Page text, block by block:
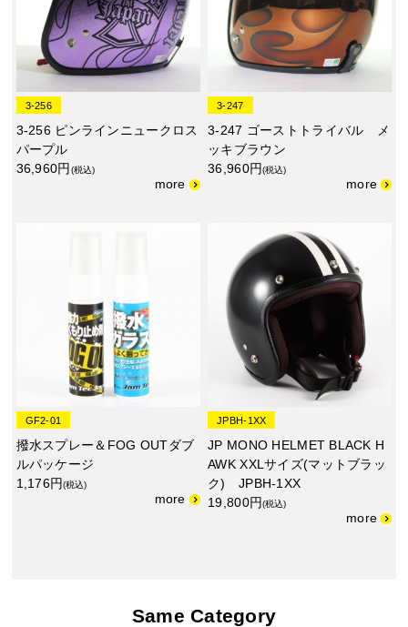
3-256
3-256 ピンラインニュークロス
パープル
36,960円 (税込)
3-247
3-247 ゴーストトライバル メ
ッキブラウン
36,960円(税込)
GF2-01
撥水スプレー＆FOG OUTダブ
ルパッケージ
1,176円(税込)
JPBH-1XX
JP MONO HELMET BLACK H
AWK XXLサイズ(マットブラッ
ク) JPBH-1XX
19,800円(税込)
Same Category